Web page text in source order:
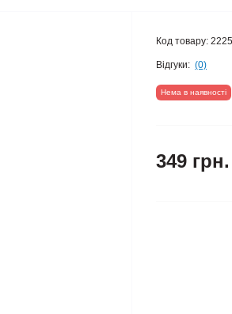
Код товару: 2225
Відгуки: (0)
Нема в наявності
349 грн.